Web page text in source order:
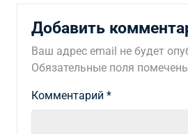
Добавить
Ваш адрес email не будет
Обязательные поля
Комментарий *